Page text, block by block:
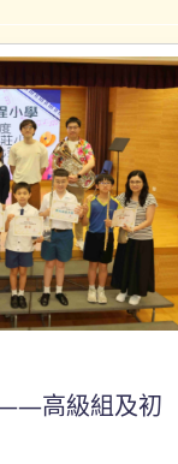
——高級組及初